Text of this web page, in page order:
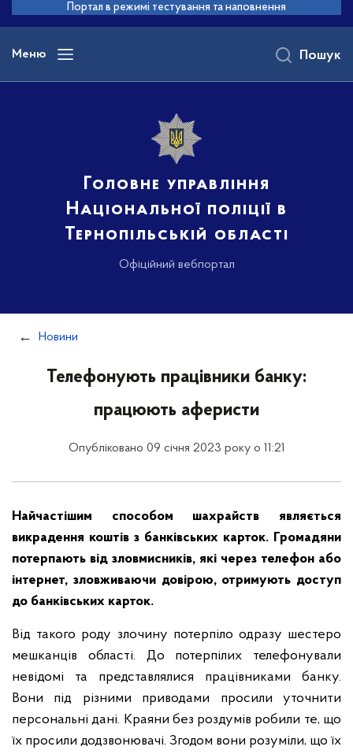
основного
вмісту
Портал в режимі тестування та наповнення
Меню
Головне управління
Національної поліції в
Тернопільській області
Офіційний вебпортал
Пошук
Новини
Телефонують працівники банку:
працюють аферисти
Опубліковано 09 січня 2023 року о 11:21
Найчастішим способом шахрайств являється
викрадення коштів з банківських карток. Громадяни
потерпають від зловмисників, які через телефон або
інтернет, зловживаючи довірою, отримують доступ
до банківських карток.
Від такого роду злочину потерпіло одразу шестеро
мешканців області. До потерпілих телефонували
невідомі та представлялися працівниками банку.
Вони під різними приводами просили уточнити
персональні дані. Краяни без роздумів робили те, що
їх просили додзвонювачі. Згодом вони розуміли, що їх